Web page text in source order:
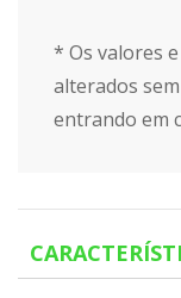
* Os valores
alterados
entrando em